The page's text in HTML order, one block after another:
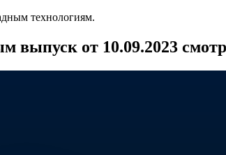
технологиям.
выпуск от 10.09.2023